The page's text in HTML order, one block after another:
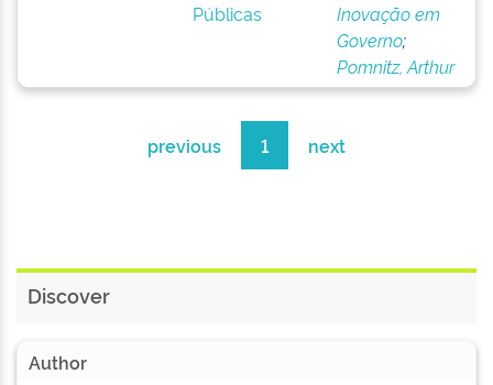
Públicas
Inovação em
Governo;
Pomnitz, Arthur
previous 1 next
Discover
Author